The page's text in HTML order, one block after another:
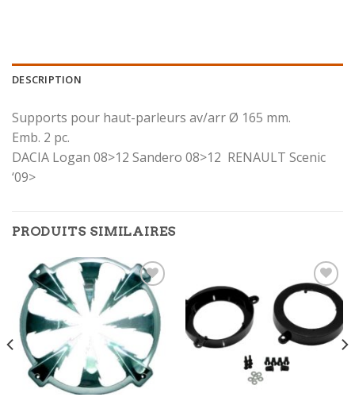
DESCRIPTION
Supports pour haut-parleurs av/arr Ø 165 mm.
Emb. 2 pc.
DACIA Logan 08>12 Sandero 08>12 RENAULT Scenic
‘09>
PRODUITS SIMILAIRES
Ajouter
à la
wishlist
Ajouter
wishlist